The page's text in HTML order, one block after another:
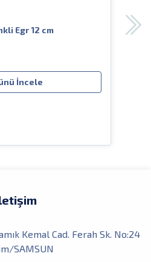
Egr 12 cm
İncele
Crkt
Kemal Cad. Ferah Sk. No:24
SAMSUN